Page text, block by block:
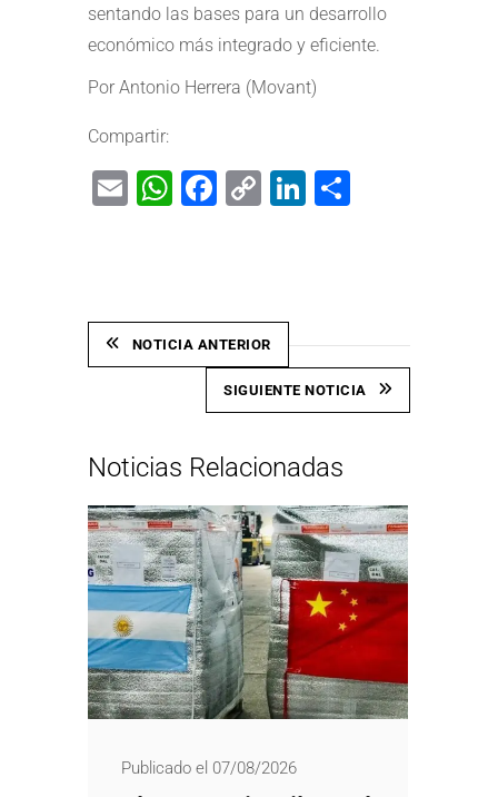
sentando las bases para un desarrollo
económico más integrado y eficiente.
Por Antonio Herrera (Movant)
Compartir:
EmailWhatsApp
Facebook
CopyLinkedIn
NOTICIA ANTERIOR
SIGUIENTE NOTICIA
Noticias Relacionadas
Publicado el 07/08/2026